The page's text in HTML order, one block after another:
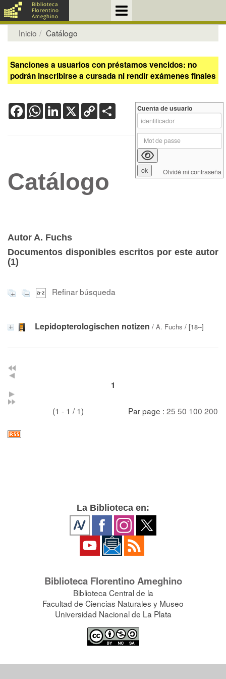
Inicio Catálogo
Sanciones a usuarios con préstamos vencidos: no
podrán inscribirse a cursada ni rendir exámenes finales
FacebookWhatsApp
LinkedIn
X Copy
Link
Catálogo
Autor A. Fuchs
Documentos disponibles escritos por este autor
(1)
Refinar búsqueda
Lepidopterologischen notizen / A. Fuchs / [18--]
1
(1 - 1 / 1) Par page : 25 50 100 200
Cuenta de usuario
Olvidé mi contraseña
La Biblioteca en:
Biblioteca Florentino Ameghino
Biblioteca Central de la
Facultad de Ciencias Naturales y Museo
Universidad Nacional de La Plata